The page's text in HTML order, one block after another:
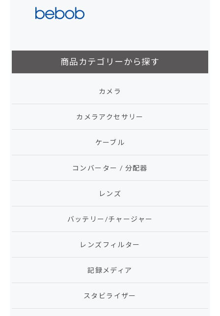
商品カテゴリーから探す
カメラ
カメラアクセサリー
ケーブル
コンバーター / 分配器
レンズ
バッテリー/チャージャー
レンズフィルター
記録メディア
スタビライザー